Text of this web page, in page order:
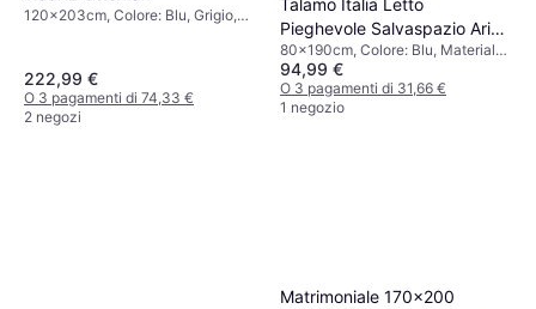
120x203cm, Colore: Blu, Grigio,
Poliestere, Altezza: 23.5 cm
222,99 €
O 3 pagamenti di 74,33 €
2 negozi
Pieghevole Salvaspazio Arias
80x190h37 cm
80x190cm, Colore: Blu, Materiale:
Metallo, Legno, Altezza: 37 cm
94,99 €
O 3 pagamenti di 31,66 €
1 negozio
Matrimoniale 170x200